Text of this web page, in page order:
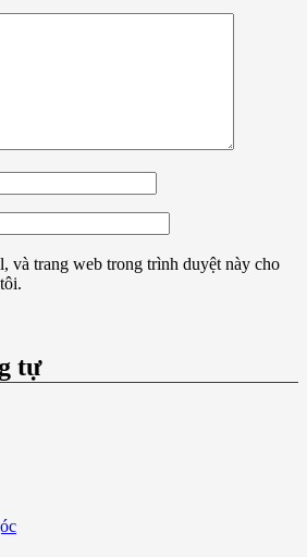
và trang web trong trình duyệt này cho
tự